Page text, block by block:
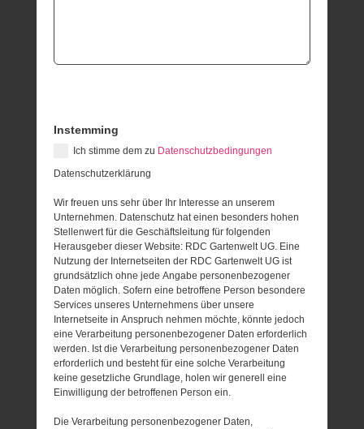
Instemming
Ich stimme dem zu Datenschutzbedingungen
Datenschutzerklärung
Wir freuen uns sehr über Ihr Interesse an unserem
Unternehmen. Datenschutz hat einen besonders hohen
Stellenwert für die Geschäftsleitung für folgenden
Herausgeber dieser Website: RDC Gartenwelt UG. Eine
Nutzung der Internetseiten der RDC Gartenwelt UG ist
grundsätzlich ohne jede Angabe personenbezogener
Daten möglich. Sofern eine betroffene Person besondere
Services unseres Unternehmens über unsere
Internetseite in Anspruch nehmen möchte, könnte jedoch
eine Verarbeitung personenbezogener Daten erforderlich
werden. Ist die Verarbeitung personenbezogener Daten
erforderlich und besteht für eine solche Verarbeitung
keine gesetzliche Grundlage, holen wir generell eine
Einwilligung der betroffenen Person ein.
Die Verarbeitung personenbezogener Daten,